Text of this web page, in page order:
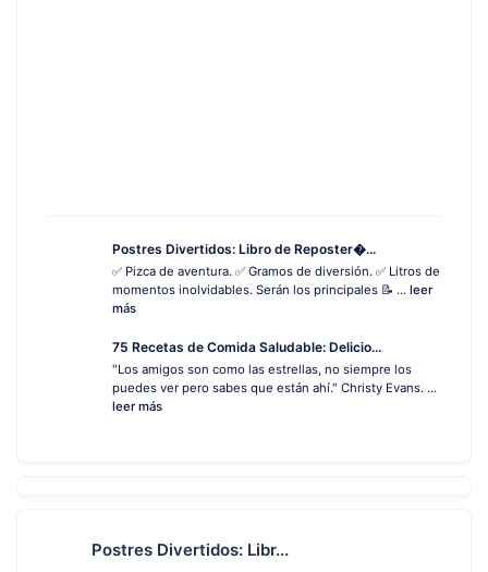
Postres Divertidos: Libro de Reposter�...
✅ Pizca de aventura. ✅ Gramos de diversión. ✅ Litros de
momentos inolvidables. Serán los principales 📝 ... leer
más
75 Recetas de Comida Saludable: Delicio...
"Los amigos son como las estrellas, no siempre los
puedes ver pero sabes que están ahí." Christy Evans. ...
leer más
Postres Divertidos: Libr...